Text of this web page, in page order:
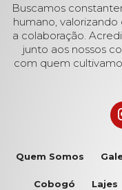
Buscamos
humano,
a colaboração.
junto aos nossos
com quem
Quem Somos
Cobogó Lajes